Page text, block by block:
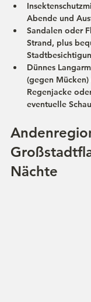
Abende und
Sandalen oder
Strand, plus
Dünnes
(gegen Mücken)
Regenjacke
eventuelle
Nächte